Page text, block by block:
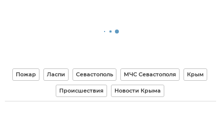
Пожар Ласпи Севастополь МЧС Севастополя Крым
Происшествия Новости Крыма